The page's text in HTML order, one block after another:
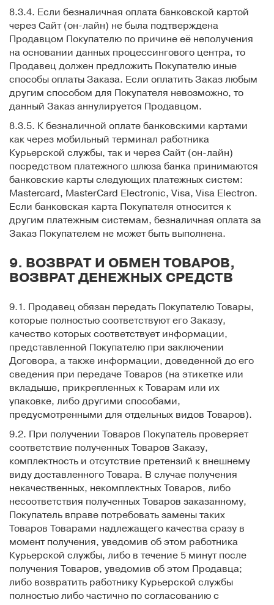
8.3.4. Если безналичная оплата банковской картой
через Сайт (он-лайн) не была подтверждена
Продавцом Покупателю по причине её неполучения
на основании данных процессингового центра, то
Продавец должен предложить Покупателю иные
способы оплаты Заказа. Если оплатить Заказ любым
другим способом для Покупателя невозможно, то
данный Заказ аннулируется Продавцом.
8.3.5. К безналичной оплате банковскими картами
как через мобильный терминал работника
Курьерской службы, так и через Сайт (он-лайн)
посредством платежного шлюза банка принимаются
банковские карты следующих платежных систем:
Mastercard, MasterCard Electronic, Visa, Visa Electron.
Если банковская карта Покупателя относится к
другим платежным системам, безналичная оплата за
Заказ Покупателем не может быть выполнена.
9. ВОЗВРАТ И ОБМЕН ТОВАРОВ,
ВОЗВРАТ ДЕНЕЖНЫХ СРЕДСТВ
9.1. Продавец обязан передать Покупателю Товары,
которые полностью соответствуют его Заказу,
качество которых соответствует информации,
представленной Покупателю при заключении
Договора, а также информации, доведенной до его
сведения при передаче Товаров (на этикетке или
вкладыше, прикрепленных к Товарам или их
упаковке, либо другими способами,
предусмотренными для отдельных видов Товаров).
9.2. При получении Товаров Покупатель проверяет
соответствие полученных Товаров Заказу,
комплектность и отсутствие претензий к внешнему
виду доставленного Товара. В случае получения
некачественных, некомплектных Товаров, либо
несоответствия полученных Товаров заказанному,
Покупатель вправе потребовать замены таких
Товаров Товарами надлежащего качества сразу в
момент получения, уведомив об этом работника
Курьерской службы, либо в течение 5 минут после
получения Товаров, уведомив об этом Продавца;
либо возвратить работнику Курьерской службы
полностью либо частично по согласованию с